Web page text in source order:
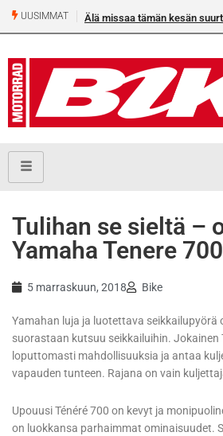
UUSIMMAT Älä missaa tämän kesän
Tulihan se sieltä –
Yamaha Tenere 700
5 marraskuun, 2018 Bike
Yamahan luja ja luotettava seikkailupyörä
suorastaan kutsuu seikkailuihin. Jokainen
loputtomasti mahdollisuuksia ja antaa
vapauden tunteen. Rajana on vain
Upouusi Ténéré 700 on kevyt ja
on luokkansa parhaimmat ominaisuudet.